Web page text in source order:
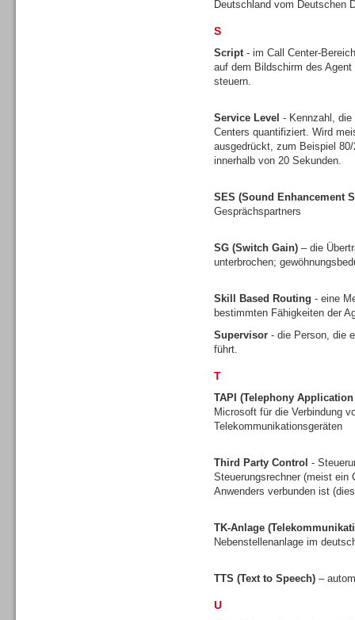
Deutschland vom Deutschen
S
Script- im Call Center-
auf dem Bildschirm des
steuern.
Service Level - Kennzahl,
Centers quantifiziert. Wird
ausgedrückt, zum Beispiel
innerhalb von 20 Sekunden.
SES (Sound Enhancement
Gesprächspartners
SG (Switch Gain) – die
unterbrochen;
Skill Based Routing - eine
bestimmten Fähigkeiten der
Supervisor - die Person, die
führt.
T
TAPI (Telephony
Microsoft für die Verbindung
Telekommunikationsgeräten
Third Party Control -
Steuerungsrechner (meist ein
Anwenders verbunden ist
TK-Anlage
Nebenstellenanlage im
TTS (Text to Speech) –
U